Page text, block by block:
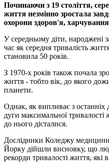
Починаючи з 19 століття,
життя незмінно зростала
охорони здоров'я,
У середньому діти, народжені
час як середня тривалість
становила 50 років.
З 1970-х років також почала
життя - тобто вік, до якого
планети.
Однак, як випливає з останніх
дуги максимальної
до нього дісталися.
Дослідники Коледжу
Йорку дійшли висновку, що
рекорди тривалості життя, які